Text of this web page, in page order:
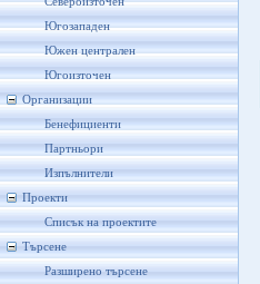
Югозападен
Южен централен
Югоизточен
Организации
Бенефициенти
Партньори
Изпълнители
Проекти
Списък на проектите
Търсене
Разширено търсене